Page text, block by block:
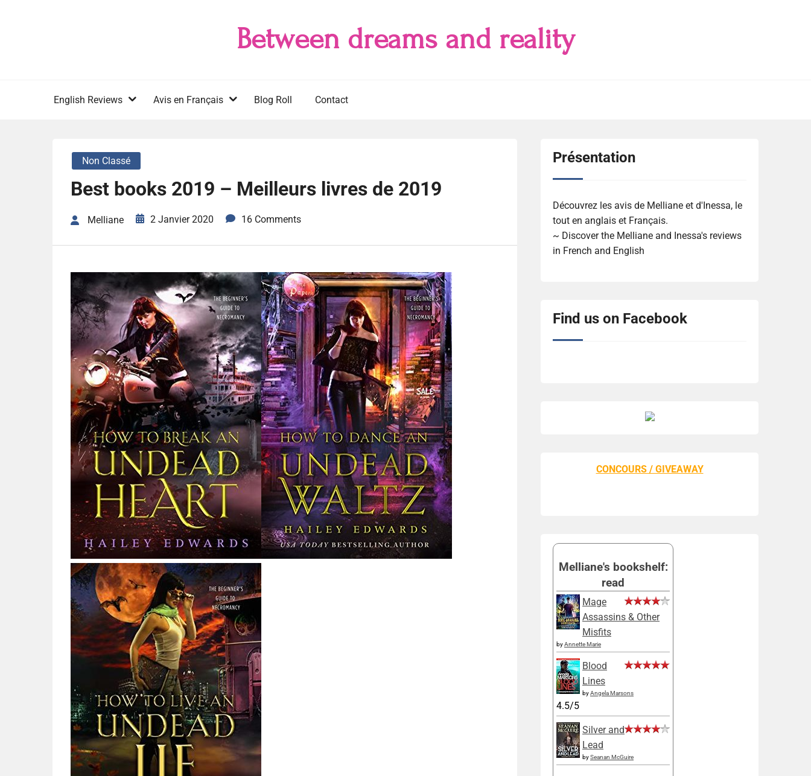
Between dreams and reality
English Reviews Avis en Français Blog Roll Contact
Non Classé
Best books 2019 – Meilleurs livres de 2019
Melliane 2 Janvier 2020 16 Comments
Présentation
Découvrez les avis de Melliane et d'Inessa, le
tout en anglais et Français.
~ Discover the Melliane and Inessa's reviews
in French and English
Find us on Facebook
CONCOURS / GIVEAWAY
Melliane's bookshelf:
read
Mage
Assassins & Other
Misfits
byAnnette Marie
Blood
Lines
byAngela Marsons
4.5/5
Silver and
Lead
bySeanan McGuire